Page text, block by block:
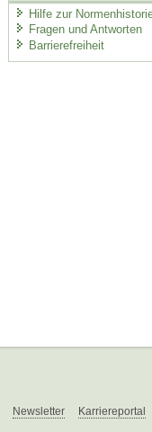
Hilfe zur
Fragen und Antworten
Barrierefreiheit
Newsletter Karriereportal